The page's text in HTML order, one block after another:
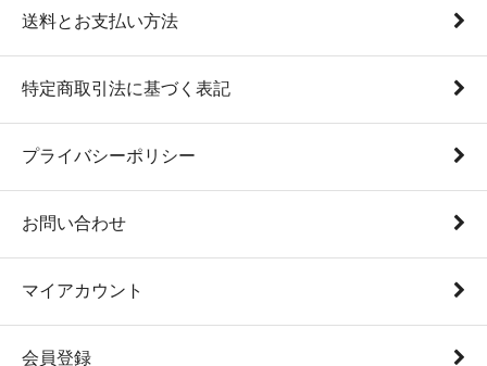
送料とお支払い方法
特定商取引法に基づく表記
プライバシーポリシー
お問い合わせ
マイアカウント
会員登録